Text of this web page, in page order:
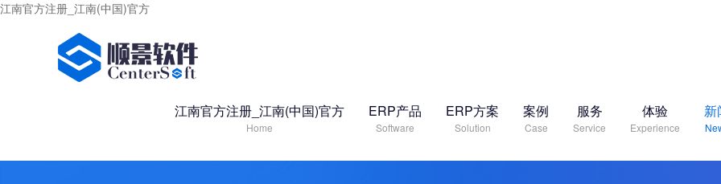
江南官方注册_江南(中国)官方
江南官方注册_江南(中国)官方
Home
ERP产品
Software
ERP方案
Solution
案例
Case
服务
Service
体验
Experience
新